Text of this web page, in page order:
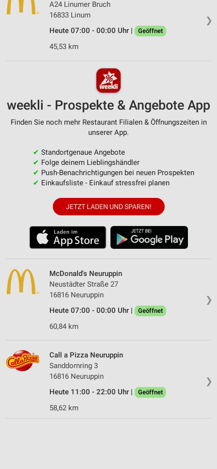
❯
A24 Linumer Bruch
16833 Linum
Heute 07:00 - 00:00 Uhr |
Geöffnet
45,53 km
weekli - Prospekte & Angebote App
Finden Sie noch mehr Restaurant Filialen & Öffnungszeiten in
unserer App.
✔ Standortgenaue Angebote
✔ Folge deinem Lieblingshändler
✔ Push-Benachrichtigungen bei neuen Prospekten
✔ Einkaufsliste - Einkauf stressfrei planen
JETZT LADEN UND SPAREN!
❯
McDonald's Neuruppin
Neustädter Straße 27
16816 Neuruppin
Heute 07:00 - 00:00 Uhr |
Geöffnet
60,84 km
❯
Call a Pizza Neuruppin
Sanddornring 3
16816 Neuruppin
Heute 11:00 - 22:00 Uhr |
Geöffnet
58,62 km